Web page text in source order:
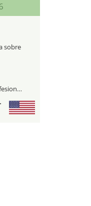
sobre
únicamente para visitantes profesionales